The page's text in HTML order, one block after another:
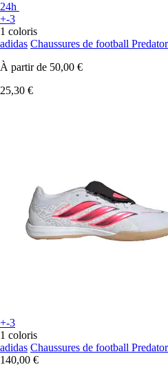
24h
+-3
1 coloris
adidas Chaussures de football
À partir de 50,00 €
25,30 €
+-3
1 coloris
adidas Chaussures de football
140,00 €